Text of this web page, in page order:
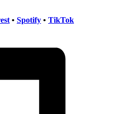
• Spotify • TikTok